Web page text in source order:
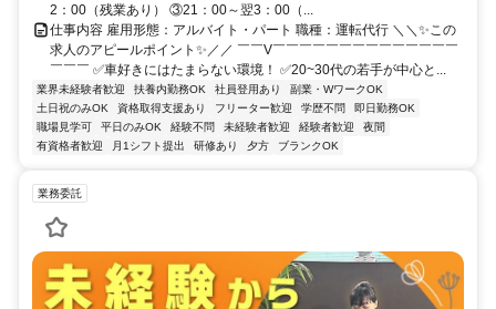
2：00（残業あり） ③21：00～翌3：00（...
仕事内容 雇用形態：アルバイト・パート 職種：運転代行 ＼＼✨この
求人のアピールポイント✨／／ ￣￣V￣￣￣￣￣￣￣￣￣￣￣￣￣￣
￣￣￣ ✅車好きにはたまらない環境！ ✅20~30代の若手が中心と...
業界未経験者歓迎 扶養内勤務OK 社員登用あり
副業・WワークOK
土日祝のみOK
資格取得支援あり フリーター歓迎 学歴不問
即日勤務OK
職場見学可
平日のみOK 経験不問 未経験者歓迎 経験者歓迎
夜間
有資格者歓迎
月1シフト提出 研修あり 夕方 ブランクOK
業務委託